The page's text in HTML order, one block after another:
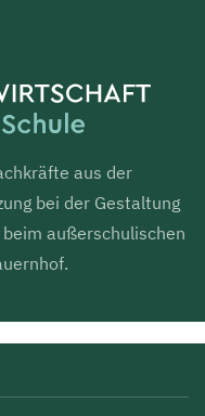
aus der
bei der Gestaltung
außerschulischen